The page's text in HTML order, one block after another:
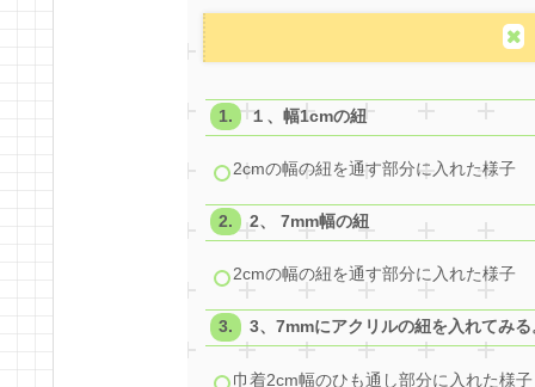
１、幅1cmの紐
2cmの幅の紐を通す部分に入れた様子
2、 7mm幅の紐
2cmの幅の紐を通す部分に入れた様子
3、7mmにアクリルの紐を入れてみる
巾着2cm幅のひも通し部分に入れた様子